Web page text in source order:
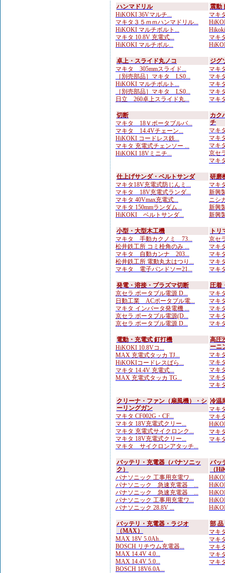
ハンマドリル
HiKOKI 36Vマルチ...
マキタ３５ｍｍハンマドリル...
HiKOKI マルチボルト...
マキタ 10.8V 充電式...
HiKOKI マルチボル...
震動
マキ
マキ
卓上・スライド丸ノコ
マキタ 305mmスライド...
［別売部品］マキタ LS0...
HiKOKI マルチボルト...
［別売部品］マキタ LS0...
日立 260卓上スライド丸...
ジグ
マキ
マキ
マキ
マキ
マキ
切断
マキタ 18Ｖポータブルバ...
マキタ 14.4Vチェーン...
HiKOKI コードレス鉄...
マキタ 充電式チェンソー ...
HiKOKI 18Vミニチ...
カク
チ
マキ
マキ
マキ
京セ
マキ
仕上げサンダ・ベルトサンダ
マキタ18V充電式防じんミ...
マキタ 18V充電式ランダ...
マキタ 40Vmax充電式...
マキタ 150mmランダム...
HiKOKI ベルトサンダ...
研磨
マキ
新興
ニシ
新興
新興
小型・大型木工機
マキタ 手動カクノミ 73...
松井鉄工所 コミ栓角のみ ...
マキタ 自動カンナ 203...
松井鉄工所 電動丸太はつり...
マキタ 電子バンドソー21...
トリ
京セ
マキ
マキ
マキ
マキ
発電・溶接・プラズマ切断
京セラ ポータブル電源 D...
日動工業 ACポータブル電...
マキタ インバータ発電機 ...
京セラ ポータブル電源(D...
京セラ ポータブル電源 D...
圧着
マキ
マキ
マキ
マキ
マキ
電動・充電式 釘打機
HiKOKI 10.8Vコ...
MAX 充電式タッカ TJ...
HiKOKIコードレスばら...
マキタ 14.4V 充電式...
MAX 充電式タッカ TG...
高圧
ーニ
マキ
マキ
マキ
マキ
マキ
クリーナ・ファン（扇風機）・シ
ーリングガン
マキタ CF002G・CF...
マキタ 18V充電式クリー...
マキタ 充電式サイクロンク...
マキタ 18V充電式クリー...
マキタ サイクロンアタッチ...
冷温
マキ
マキ
マキ
マキ
バッテリ・充電器（パナソニッ
ク）
パナソニック 工事用充電ワ...
パナソニック 急速充電器 ...
パナソニック 急速充電器 ...
パナソニック 工事用充電ワ...
パナソニック 28.8V ...
バッ
（
バッテリ・充電器・ラジオ
（MAX）
MAX 18V 5.0Ah...
BOSCH リチウム充電器...
MAX 14.4V 4.0...
MAX 14.4V 5.0...
BOSCH 18V6.0A...
部 品
マキ
マキ
マキ
マキ
マキ